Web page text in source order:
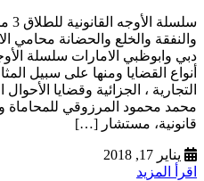
والنفقة والخلع والحضانة محامي
أنواع القضايا ومنها على سبيل
التجارية ، الجزائية وقضايا
محمد محمود المرزوقي للمحاماة
قانونية، مستشار […]
يناير 17, 2018
اقرأ المزيد